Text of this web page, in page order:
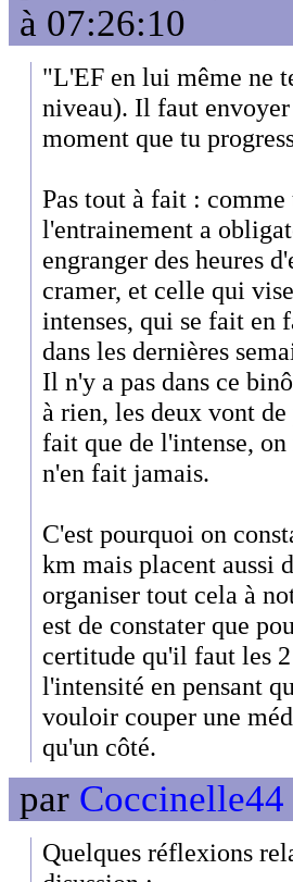
à 07:26:10
"L'EF en lui même ne
niveau). Il faut envoyer
moment que tu
Pas tout à fait :
l'entrainement a
engranger des heures
cramer, et celle qui
intenses, qui se fait en
dans les dernières
Il n'y a pas dans ce
à rien, les deux vont
fait que de l'intense, on
n'en fait jamais.
C'est pourquoi on
km mais placent aussi
organiser tout cela à
est de constater que
certitude qu'il faut les
l'intensité en pensant
vouloir couper une
qu'un côté.
par
Quelques réflexions